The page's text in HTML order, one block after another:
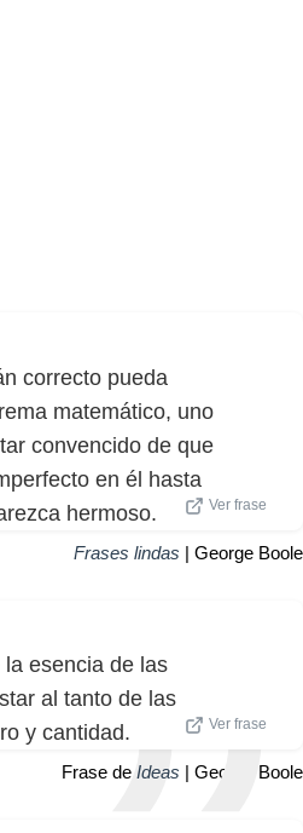
correcto pueda
matemático, uno
convencido de que
en él hasta
hermoso.
Ver frase
Frases lindas | George Boole
esencia de las
al tanto de las
y cantidad.
Ver frase
Frase de Ideas | George Boole